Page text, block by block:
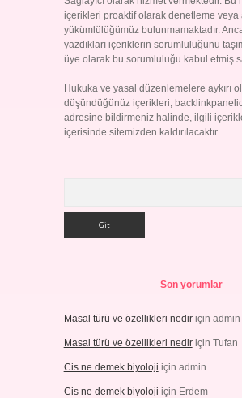
içerikleri proaktif olarak denetleme veya
yükümlülüğümüz bulunmamaktadır.
yazdıkları içeriklerin sorumluluğunu
üye olarak bu sorumluluğu kabul etmiş
Hukuka ve yasal düzenlemelere aykırı
düşündüğünüz içerikleri,
adresine bildirmeniz halinde, ilgili
içerisinde sitemizden kaldırılacaktır.
Son yorumlar
Masal türü ve özellikleri nediriçin admin
Masal türü ve özellikleri nediriçin Tufan
Cis ne demek biyoloji için admin
Cis ne demek biyoloji için Erdem